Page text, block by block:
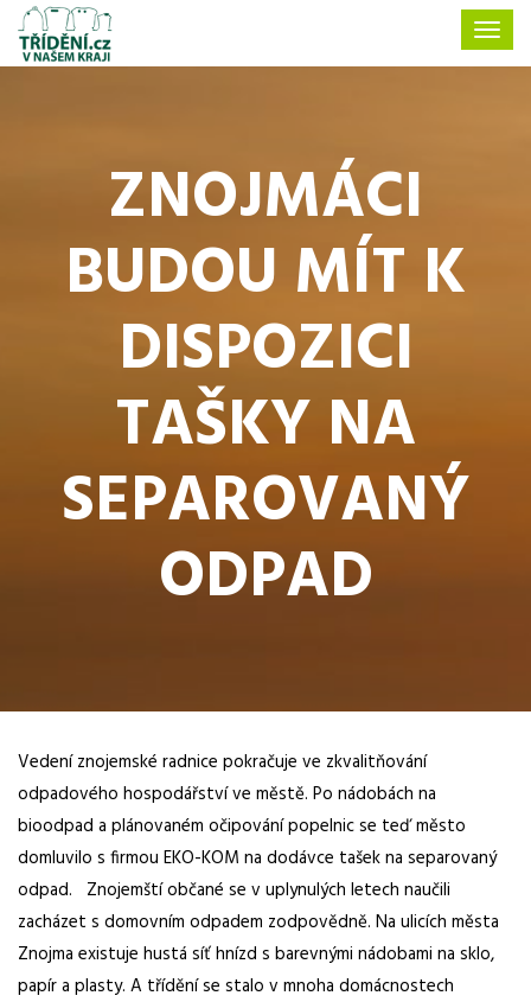
ZNOJMÁCI
BUDOU MÍT K
DISPOZICI
TAŠKY NA
SEPAROVANÝ
ODPAD
Vedení znojemské radnice pokračuje ve zkvalitňování
odpadového hospodářství ve městě. Po nádobách na
bioodpad a plánovaném očipování popelnic se teď město
domluvilo s firmou EKO-KOM na dodávce tašek na separovaný
odpad. Znojemští občané se v uplynulých letech naučili
zacházet s domovním odpadem zodpovědně. Na ulicích města
Znojma existuje hustá síť hnízd s barevnými nádobami na sklo,
papír a plasty. A třídění se stalo v mnoha domácnostech